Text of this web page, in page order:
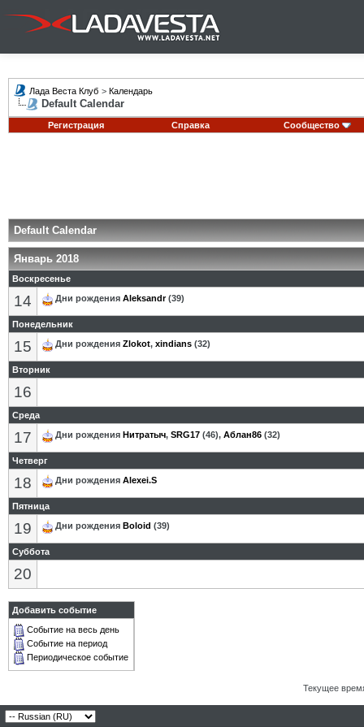
Лада Веста Клуб > Календарь
Default Calendar
Регистрация Справка Сообщество
Default Calendar
Январь 2018
Воскресенье
14 Дни рождения Aleksandr(39)
Понедельник
15 Дни рождения Zlokot, xindians (32)
Вторник
16
Среда
17 Дни рождения Нитратыч, SRG17 (46), Аблан86 (32)
Четверг
18 Дни рождения Alexei.S
Пятница
19 Дни рождения Boloid (39)
Суббота
20
Добавить событие
Событие на весь день
Событие на период
Периодическое событие
Текущее